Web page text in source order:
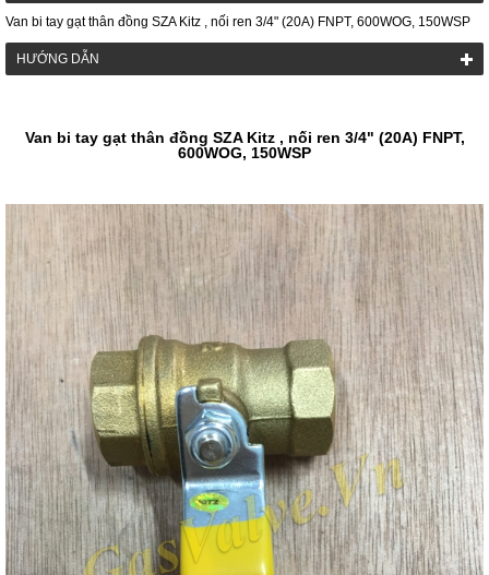
Van bi tay gạt thân đồng SZA Kitz , nối ren 3/4" (20A) FNPT, 600WOG, 150WSP
HƯỚNG DẪN
Van bi tay gạt thân đồng SZA Kitz , nối ren 3/4" (20A) FNPT,
600WOG, 150WSP